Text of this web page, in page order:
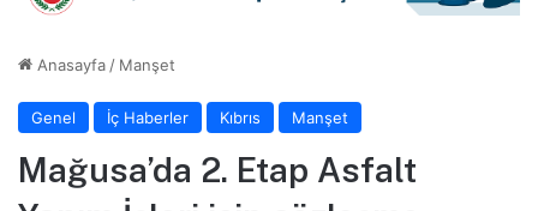
Anasayfa / Manşet
Genel İç Haberler Kıbrıs Manşet
Mağusa’da 2. Etap Asfalt